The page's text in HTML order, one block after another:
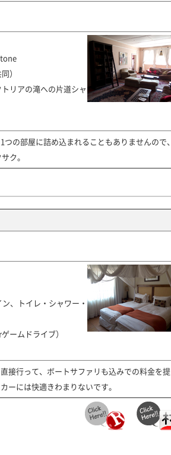
）
リアの滝への片道シャ
の部屋に詰め込まれることもありませんので、
ク。
、トイレ・シャワー・
ームドライブ）
接行って、ボートサファリも込みでの料金を提
ーには快適きわまりないです。